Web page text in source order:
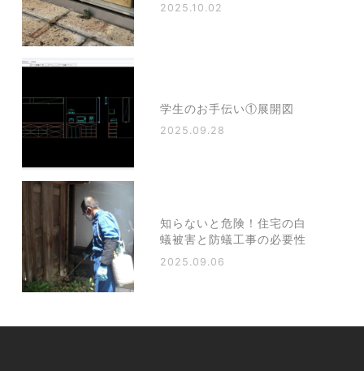
2025.10.02
学生のお手伝い①展開図
2025.09.28
知らないと危険！住宅の白
蟻被害と防蟻工事の必要性
2025.09.06